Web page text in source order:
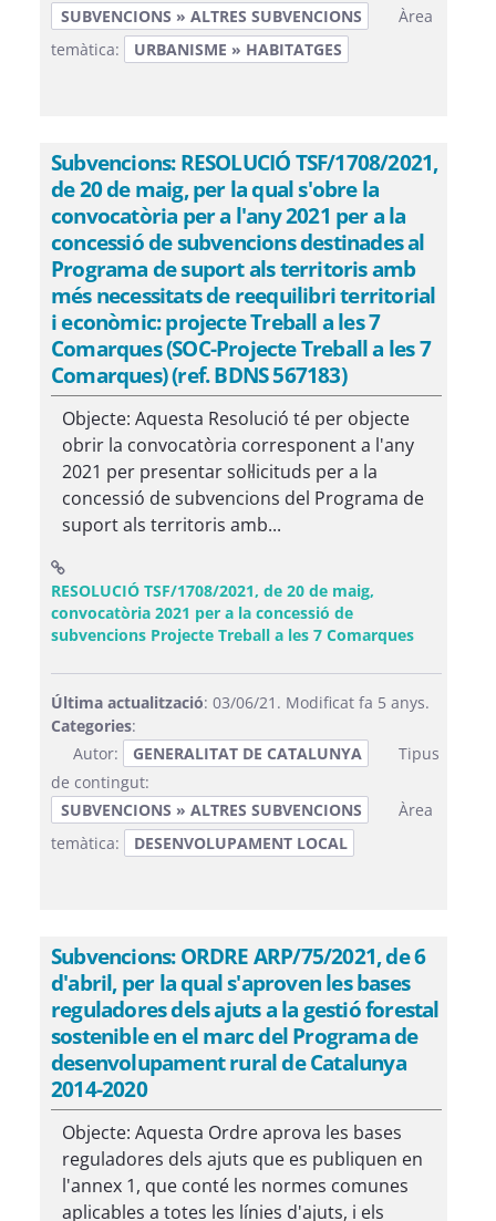
SUBVENCIONS » ALTRES SUBVENCIONS
Àrea
temàtica:
URBANISME » HABITATGES
Subvencions: RESOLUCIÓ TSF/1708/2021,
de 20 de maig, per la qual s'obre la
convocatòria per a l'any 2021 per a la
concessió de subvencions destinades al
Programa de suport als territoris amb
més necessitats de reequilibri territorial
i econòmic: projecte Treball a les 7
Comarques (SOC-Projecte Treball a les 7
Comarques) (ref. BDNS 567183)
Objecte: Aquesta Resolució té per objecte
obrir la convocatòria corresponent a l'any
2021 per presentar sol·licituds per a la
concessió de subvencions del Programa de
suport als territoris amb...
RESOLUCIÓ TSF/1708/2021, de 20 de maig,
convocatòria 2021 per a la concessió de
subvencions Projecte Treball a les 7 Comarques(Obre
Última actualització: 03/06/21. Modificat fa 5 anys.
Categories:
Autor:
GENERALITAT DE CATALUNYA
Tipus
de contingut:
SUBVENCIONS » ALTRES SUBVENCIONS
Àrea
temàtica:
DESENVOLUPAMENT LOCAL
Subvencions: ORDRE ARP/75/2021, de 6
d'abril, per la qual s'aproven les bases
reguladores dels ajuts a la gestió forestal
sostenible en el marc del Programa de
desenvolupament rural de Catalunya
2014-2020
Objecte: Aquesta Ordre aprova les bases
reguladores dels ajuts que es publiquen en
l'annex 1, que conté les normes comunes
aplicables a totes les línies d'ajuts, i els